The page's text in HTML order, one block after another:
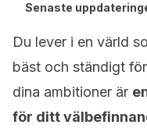
Senaste
Du lever i en värld
bäst och ständigt
dina ambitioner är
för ditt